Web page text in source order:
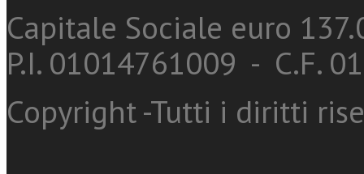
Capitale Sociale euro
P.I. 01014761009 - C.F.
Copyright -Tutti i diritti